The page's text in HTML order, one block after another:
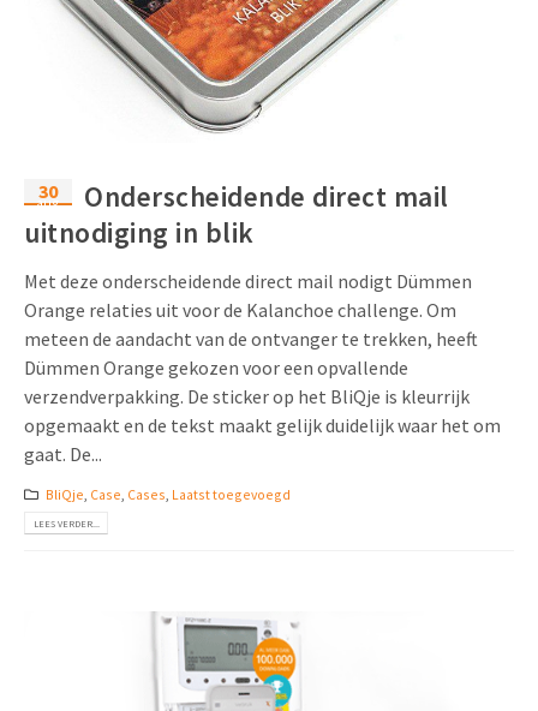
30
aug
Onderscheidende direct mail
uitnodiging in blik
Met deze onderscheidende direct mail nodigt Dümmen
Orange relaties uit voor de Kalanchoe challenge. Om
meteen de aandacht van de ontvanger te trekken, heeft
Dümmen Orange gekozen voor een opvallende
verzendverpakking. De sticker op het BliQje is kleurrijk
opgemaakt en de tekst maakt gelijk duidelijk waar het om
gaat. De...
BliQje, Case, Cases, Laatst toegevoegd
LEES VERDER...